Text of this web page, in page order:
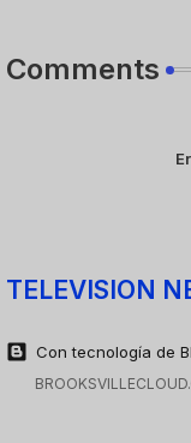
Comments
TELEVISION
Con tecnología de